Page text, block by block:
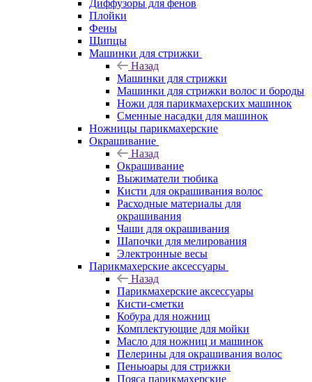
Диффузоры для фенов
Плойки
Фены
Щипцы
Машинки для стрижки
Назад
Машинки для стрижки
Машинки для стрижки волос и бороды
Ножи для парикмахерских машинок
Сменные насадки для машинок
Ножницы парикмахерские
Окрашивание
Назад
Окрашивание
Выжиматели тюбика
Кисти для окрашивания волос
Расходные материалы для
окрашивания
Чаши для окрашивания
Шапочки для мелирования
Электронные весы
Парикмахерские аксессуары
Назад
Парикмахерские аксессуары
Кисти-сметки
Кобура для ножниц
Комплектующие для мойки
Масло для ножниц и машинок
Пелерины для окрашивания волос
Пеньюары для стрижки
Пояса парикмахерские